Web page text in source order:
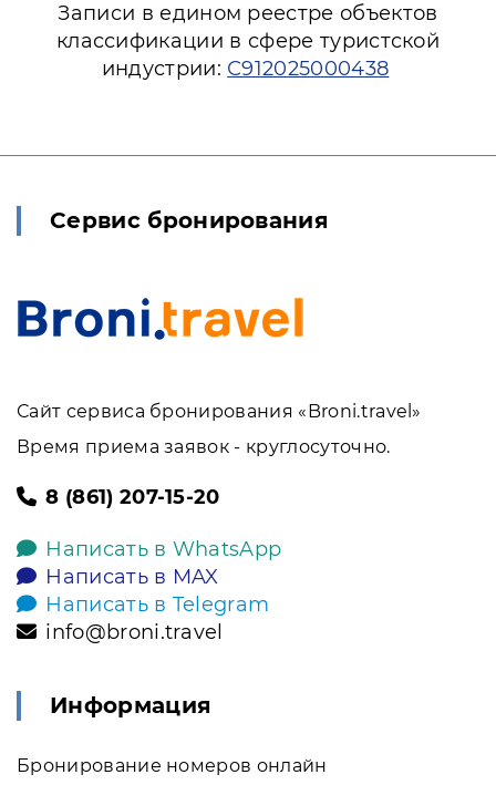
Записи в едином реестре объектов
классификации в сфере туристской
индустрии: С912025000438
Сервис бронирования
Сайт сервиса бронирования «Broni.travel»
Время приема заявок - круглосуточно.
8 (861) 207-15-20
Написать в WhatsApp
Написать в MAX
Написать в Telegram
info@broni.travel
Информация
Бронирование номеров онлайн